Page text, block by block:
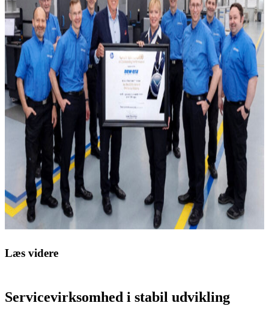
Læs videre
Servicevirksomhed i stabil udvikling